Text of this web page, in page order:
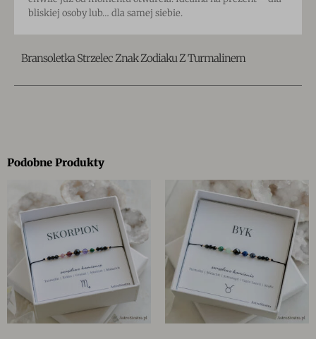
bliskiej osoby lub… dla samej siebie.
Bransoletka Strzelec Znak Zodiaku Z Turmalinem
Podobne Produkty